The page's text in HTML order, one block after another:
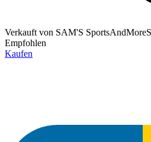
Verkauft von SAM'S
Empfohlen
Kaufen